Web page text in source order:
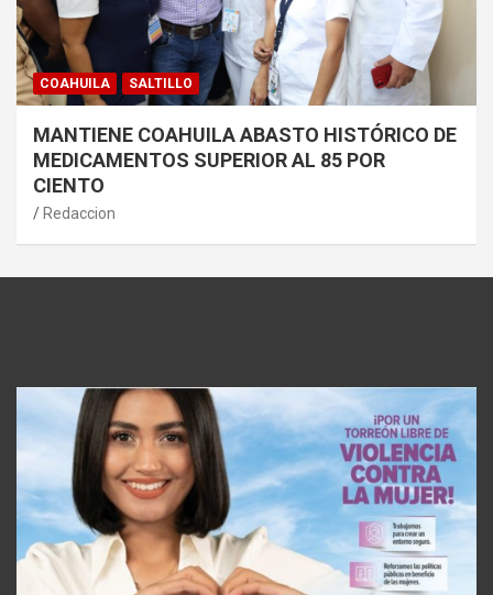
COAHUILA SALTILLO
MANTIENE COAHUILA ABASTO HISTÓRICO DE
MEDICAMENTOS SUPERIOR AL 85 POR
CIENTO
Redaccion